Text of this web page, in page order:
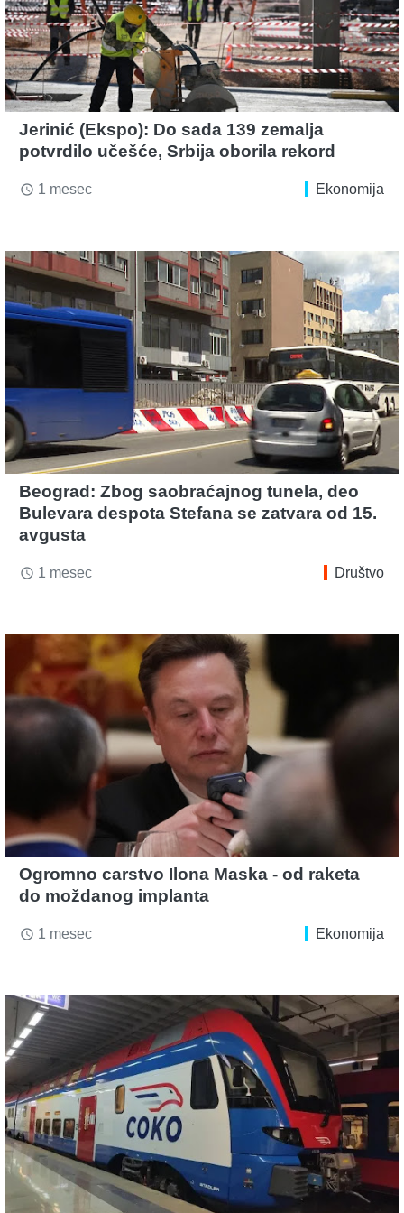
Jerinić (Ekspo): Do sada 139 zemalja
potvrdilo učešće, Srbija oborila rekord
access_time 1 mesec Ekonomija
Beograd: Zbog saobraćajnog tunela, deo
Bulevara despota Stefana se zatvara od 15.
avgusta
access_time 1 mesec Društvo
Ogromno carstvo Ilona Maska - od raketa
do moždanog implanta
access_time 1 mesec Ekonomija